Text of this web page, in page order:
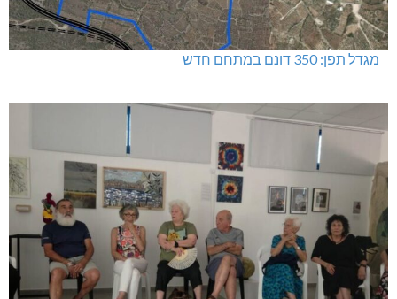
מגדל תפן: 350 דונם במתחם חדש